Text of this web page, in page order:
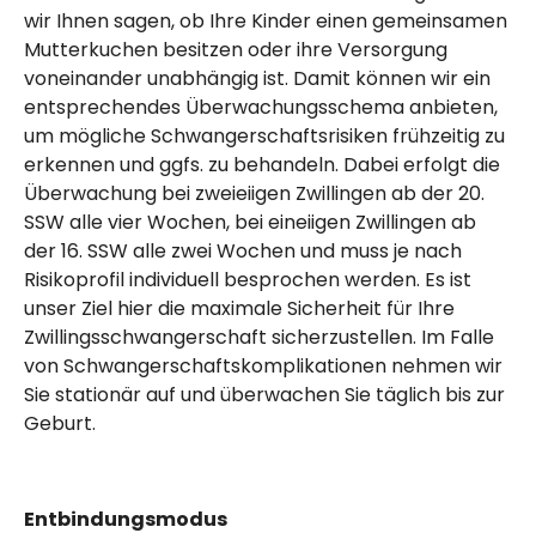
wir Ihnen sagen, ob Ihre Kinder einen gemeinsamen
Mutterkuchen besitzen oder ihre Versorgung
voneinander unabhängig ist. Damit können wir ein
entsprechendes Überwachungsschema anbieten,
um mögliche Schwangerschaftsrisiken frühzeitig zu
erkennen und ggfs. zu behandeln. Dabei erfolgt die
Überwachung bei zweieiigen Zwillingen ab der 20.
SSW alle vier Wochen, bei eineiigen Zwillingen ab
der 16. SSW alle zwei Wochen und muss je nach
Risikoprofil individuell besprochen werden. Es ist
unser Ziel hier die maximale Sicherheit für Ihre
Zwillingsschwangerschaft sicherzustellen. Im Falle
von Schwangerschaftskomplikationen nehmen wir
Sie stationär auf und überwachen Sie täglich bis zur
Geburt.
Entbindungsmodus